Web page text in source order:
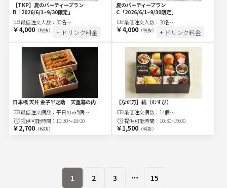
【TKP】夏のパーティープラン
B「2026/6/1~9/30限定」
最低注文人数： 30名〜
￥4,000（税抜） + ドリンク料金
夏のパーティープラン
C「2026/6/1~9/30限定」
最低注文人数： 30名〜
￥4,000（税抜） + ドリンク料金
日本橋 天丼 金子半之助 天重幕の内
最低注文個数： 平日のみ5個～
提供可能時間： 10:30～18:00
￥2,700（税抜）
【なだ万】結（むすび）
最低注文個数： 14個～
提供可能時間： 10:30~19:00
￥1,500（税抜）
1 2 3 More pages
15